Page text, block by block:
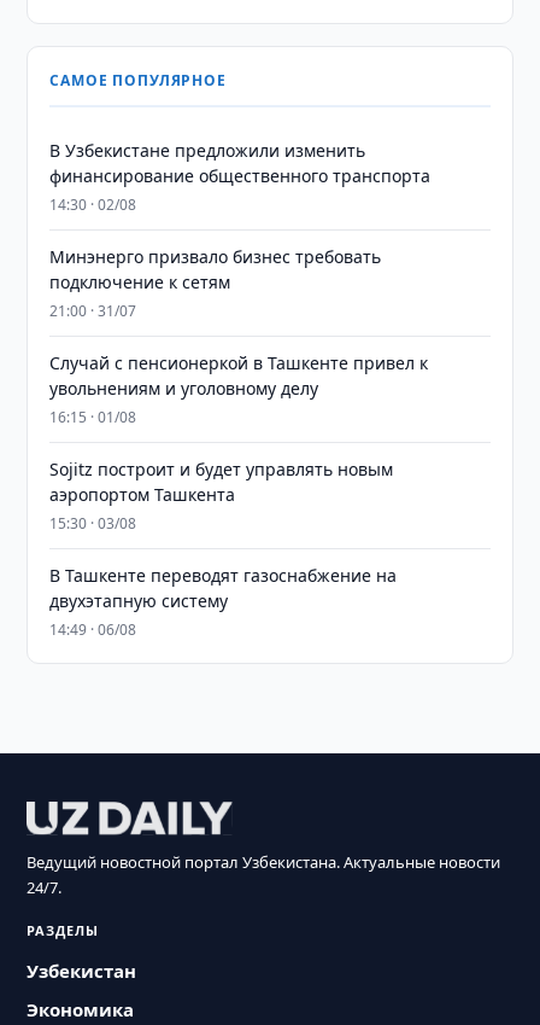
САМОЕ ПОПУЛЯРНОЕ
В Узбекистане предложили изменить
финансирование общественного транспорта
14:30 · 02/08
Минэнерго призвало бизнес требовать
подключение к сетям
21:00 · 31/07
Случай с пенсионеркой в Ташкенте привел к
увольнениям и уголовному делу
16:15 · 01/08
Sojitz построит и будет управлять новым
аэропортом Ташкента
15:30 · 03/08
В Ташкенте переводят газоснабжение на
двухэтапную систему
14:49 · 06/08
Ведущий новостной портал Узбекистана. Актуальные новости
24/7.
РАЗДЕЛЫ
Узбекистан
Экономика